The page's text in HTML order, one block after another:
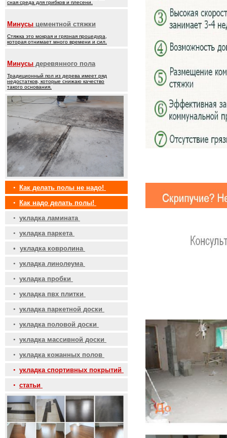
сная среда для грибков и плесени.
Минусы цементной стяжки
Стяжка это мокрая и грязная процедура,
которая отнимает много времени и сил.
Минусы деревянного пола
Традиционный пол из дерева имеет ряд
недостатков, которые снижаю качество
такого основания.
•
Как делать полы не надо!
•
Как надо делать полы!
• укладка ламината
• укладка паркета
• укладка ковролина
• укладка линолеума
• укладка пробки
• укладка пвх плитки
• укладка паркетной доски
• укладка половой доски
• укладка массивной доски
• укладка кожанных полов
• укладка спортивных покрытий
• статьи